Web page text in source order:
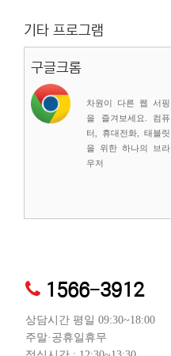
기타 프로그램
구글크롬
차원이 다른 웹 서핑
을 즐겨보세요. 컴퓨
터, 휴대전화, 태블릿
을 위한 하나의 브라
우저
1566-3912
상담시간 평일 09:30~18:00
주말·공휴일휴무